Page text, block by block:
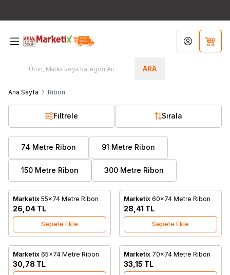
ARA
Hesabım
Ana Sayfa Ribon
Filtrele Sırala
74 Metre Ribon 91 Metre Ribon
150 Metre Ribon 300 Metre Ribon
Favorilere Ekle
Marketix 55x74 Metre Ribon
26,04 TL
Sepete Ekle
Favorilere Ekle
Marketix 60x74 Metre Ribon
28,41 TL
Sepete Ekle
Favorilere Ekle
Marketix 65x74 Metre Ribon
30,78 TL Favorilere Ekle
Marketix 70x74 Metre Ribon
33,15 TL